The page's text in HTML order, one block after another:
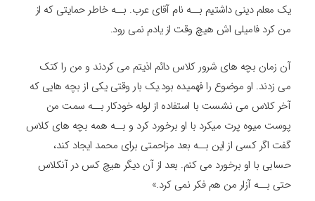
یک معلم دینی داشتیم بــه نام آقای عرب. بــه خاطر حمایتی که از
من کرد فامیلی اش هیچ وقت از یادم نمی رود.
آن زمان بچه های شرور کلاس دائم اذیتم می کردند و من را کتک
می زدند. او موضوع را فهمیده بود.یک بار وقتی یکی از بچه هایی که
آخر کلاس می نشست با استفاده از لوله خودکار بــه سمت من
پوست میوه پرت میکرد با او برخورد کرد و بــه همه بچه های کلاس
گفت اگر کسی از این بــه بعد مزاحمتی برای محمد ایجاد کند،
حسابی با او برخورد می کنم. بعد از آن دیگر هیچ کس در آنکلاس
حتی بــه آزار من هم فکر نمی کرد.»